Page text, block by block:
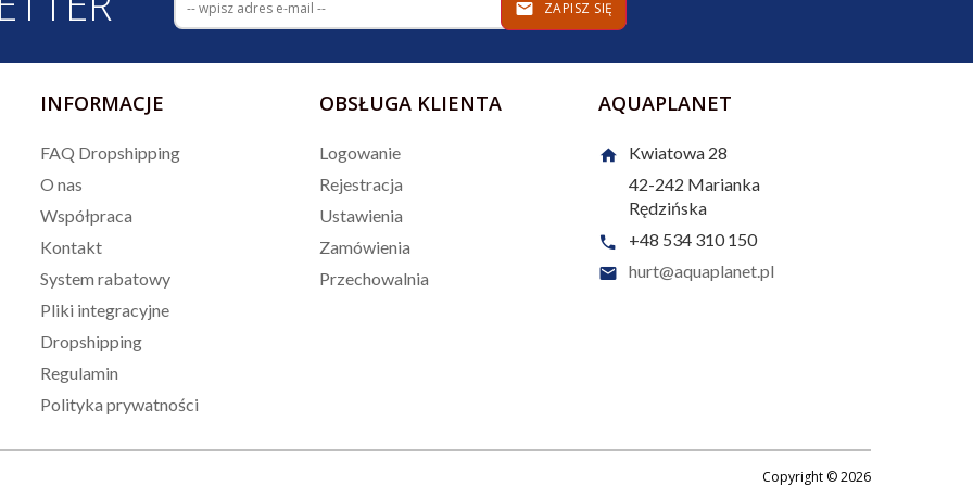
ZAPISZ SIĘ
INFORMACJE
FAQ Dropshipping
O nas
Współpraca
Kontakt
System rabatowy
Pliki integracyjne
Dropshipping
Regulamin
Polityka prywatności
OBSŁUGA KLIENTA
Logowanie
Rejestracja
Ustawienia
Zamówienia
Przechowalnia
AQUAPLANET
Kwiatowa 28
42-242 Marianka
Rędzińska
+48 534 310 150
hurt@aquaplanet.pl
Copyright © 2026